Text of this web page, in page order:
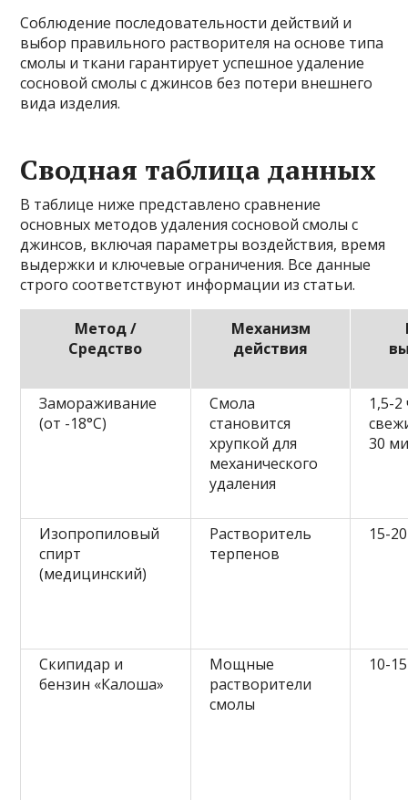
Соблюдение последовательности действий и
выбор правильного растворителя на основе типа
смолы и ткани гарантирует успешное удаление
сосновой смолы с джинсов без потери внешнего
вида изделия.
Сводная таблица данных
В таблице ниже представлено сравнение
основных методов удаления сосновой смолы с
джинсов, включая параметры воздействия, время
выдержки и ключевые ограничения. Все данные
строго соответствуют информации из статьи.
Метод /
Средство
Механизм
действия
Замораживание
(от -18°C)
Смола
становится
хрупкой для
механического
удаления
1,5-2
30
Изопропиловый
спирт
(медицинский)
Растворитель
терпенов
15-
Скипидар и
бензин «Калоша»
Мощные
растворители
смолы
10-